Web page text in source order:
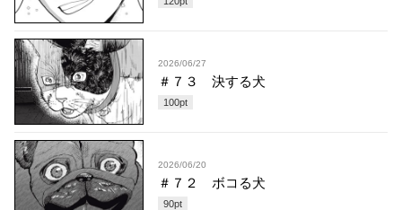
2026/06/27
＃７３ 決する犬
100pt
2026/06/20
＃７２ ボコる犬
90pt